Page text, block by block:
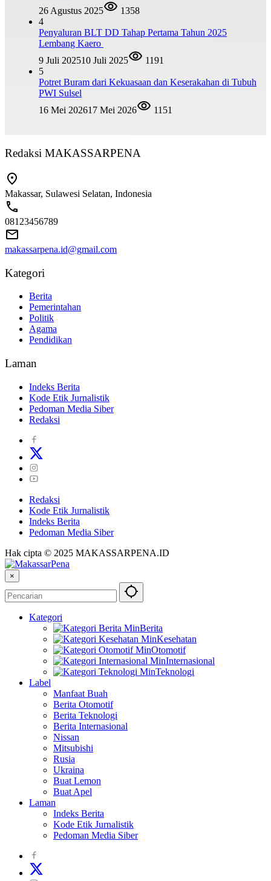
26 Agustus 2025
1358
4
Penyaluran BLT DD Tahap Pertama Tahun 2025
Lembang Kaero
9 Juli 202510 Juli 2025
1191
5
Potret Buram dari Kekuasaan dan Keserakahan di Tubuh
PWI Sulsel
16 Mei 202617 Mei 2026 1151
Redaksi MAKASSARPENA
Makassar, Sulawesi Selatan, Indonesia
08123456789
makassarpena.id@gmail.com
Kategori
Berita
Pemerintahan
Politik
Agama
Pendidikan
Laman
Indeks Berita
Kode Etik Jurnalistik
Pedoman Media Siber
Redaksi
Redaksi
Kode Etik Jurnalistik
Indeks Berita
Pedoman Media Siber
Hak cipta © 2025 MAKASSARPENA.ID
×
Kategori
Berita
Kesehatan
Otomotif
Internasional
Teknologi
Label
Manfaat Buah
Berita Otomotif
Berita Teknologi
Berita Internasional
Nissan
Mitsubishi
Rusia
Ukraina
Buat Lemon
Buat Apel
Laman
Indeks Berita
Kode Etik Jurnalistik
Pedoman Media Siber